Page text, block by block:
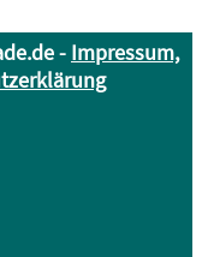
- Impressum,